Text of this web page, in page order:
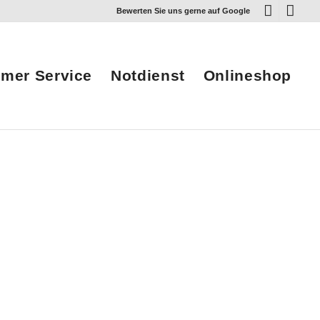
Bewerten Sie uns gerne auf Google
Service Notdienst Onlineshop